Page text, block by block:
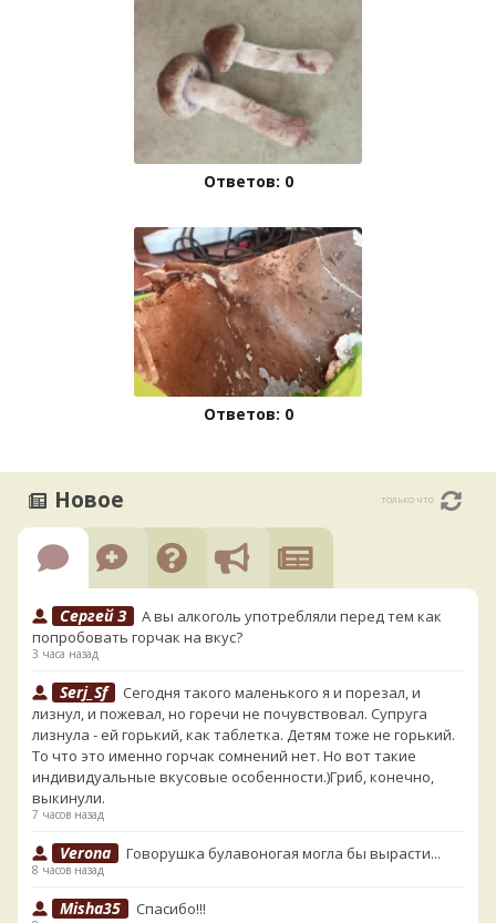
Ответов: 0
Ответов: 0
Новое только что
Сергей З
А вы алкоголь употребляли перед тем как
попробовать горчак на вкус?
3 часа назад
Serj_Sf
Сегодня такого маленького я и порезал, и
лизнул, и пожевал, но горечи не почувствовал. Супруга
лизнула - ей горький, как таблетка. Детям тоже не горький.
То что это именно горчак сомнений нет. Но вот такие
индивидуальные вкусовые особенности.)Гриб, конечно,
выкинули.
7 часов назад
Verona Говорушка булавоногая могла бы вырасти...
8 часов назад
Misha35 Спасибо!!!